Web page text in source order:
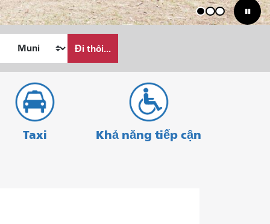
1 2 3
Đi thôi...
Taxi Khả năng tiếp cận